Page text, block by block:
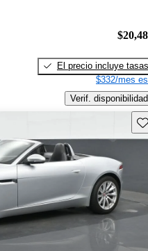
El precio incluye tasas
$332/mes
Verif. disponibilidad